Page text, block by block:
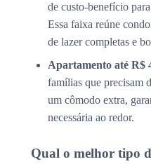
de custo-benefício
Essa faixa reúne
de lazer completas e
Apartamento até R$
famílias que precisam
um cômodo extra,
necessária ao redor.
Qual o melhor tipo